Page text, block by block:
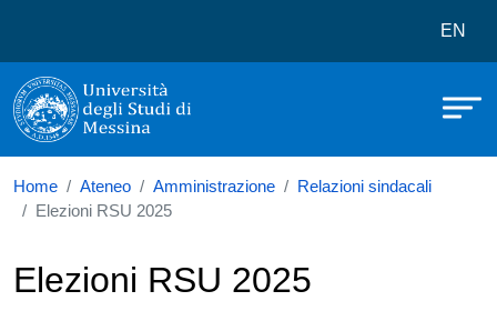
Università degli Studi di Messina
EN
Home Ateneo Amministrazione
Relazioni sindacali
Elezioni RSU 2025
Elezioni RSU 2025